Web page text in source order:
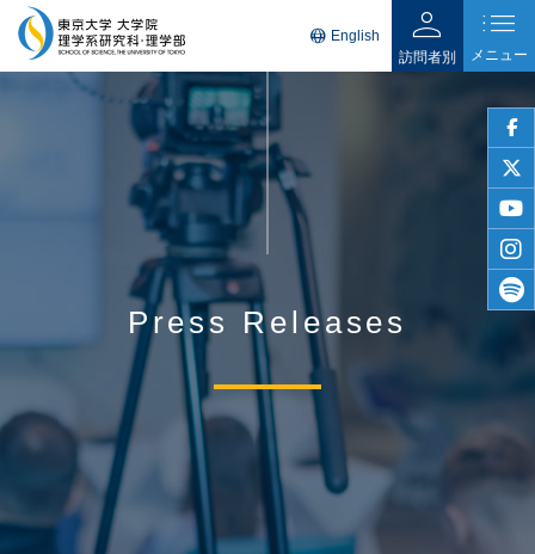
twitter
language English person
訪問者別
list
メニュー
Press Releases